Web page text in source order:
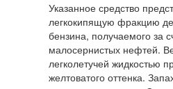
Указанное средство
легкокипящую фракцию
бензина, получаемого за
малосернистых нефтей.
легколетучей жидкостью
желтоватого оттенка.